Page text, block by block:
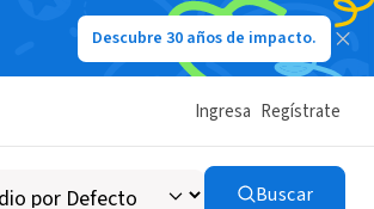
Descubre 30 años de impacto.
Ingresa Regístrate
Buscar